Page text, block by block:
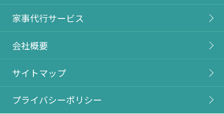
家事代行サービス
会社概要
サイトマップ
プライバシーポリシー